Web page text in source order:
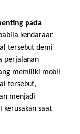
pada
kendaraan
tersebut demi
perjalanan
memiliki mobil
tersebut,
menjadi
kerusakan saat